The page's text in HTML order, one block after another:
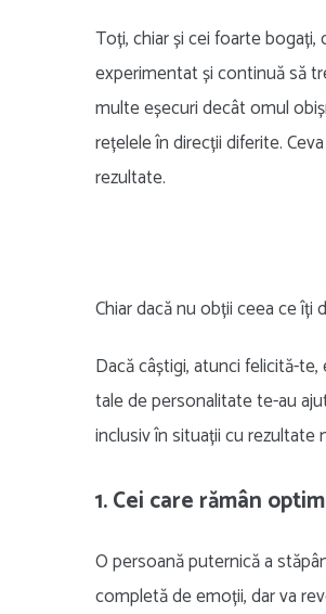
Toți, chiar și cei foarte
experimentat și continuă să
multe eșecuri decât omul
rețelele în direcții diferite.
rezultate.
Chiar dacă nu obții ceea ce
Dacă câștigi, atunci felicită-
tale de personalitate te-au
inclusiv în situații cu rezultate
1. Cei care rămân
O persoană puternică a
completă de emoții, dar va